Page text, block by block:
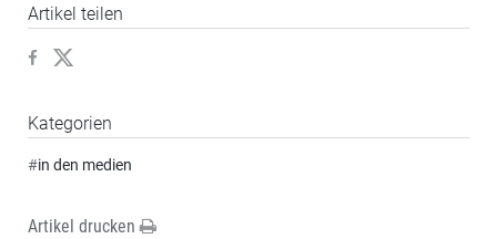
Artikel teilen
Kategorien
#in den medien
Artikel drucken